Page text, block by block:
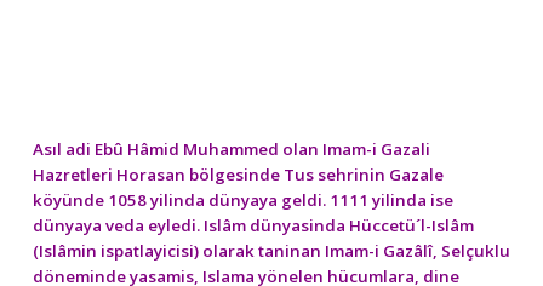
Asıl adi Ebû Hâmid Muhammed olan Imam-i Gazali
Hazretleri Horasan bölgesinde Tus sehrinin Gazale
köyünde 1058 yilinda dünyaya geldi. 1111 yilinda ise
dünyaya veda eyledi. Islâm dünyasinda Hüccetü´l-Islâm
(Islâmin ispatlayicisi) olarak taninan Imam-i Gazâlî, Selçuklu
döneminde yasamis, Islama yönelen hücumlara, dine